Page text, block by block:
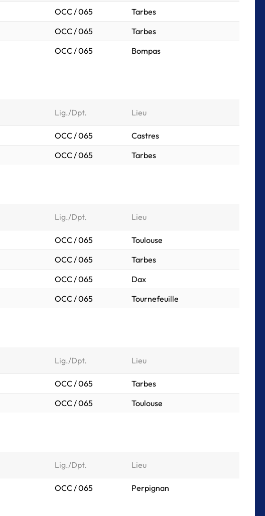
OCC / 065
Tarbes
OCC / 065
Tarbes
OCC / 065 Bompas
Lig./Dpt. Lieu
OCC / 065
Castres
OCC / 065 Tarbes
Lig./Dpt. Lieu
OCC / 065
Toulouse
OCC / 065
Tarbes
OCC / 065
Dax
OCC / 065 Tournefeuille
Lig./Dpt. Lieu
OCC / 065
Tarbes
OCC / 065 Toulouse
Lig./Dpt. Lieu
OCC / 065 Perpignan